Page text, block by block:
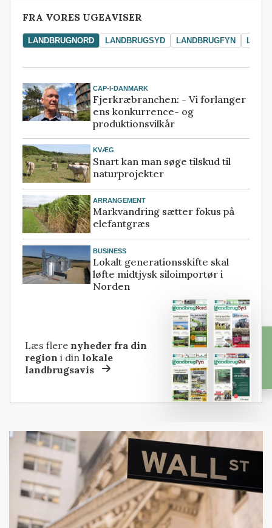
FRA VORES UGEAVISER
LANDBRUGNORD LANDBRUGSYD LANDBRUGFYN
CAP-I-DANMARK
Fjerkræbranchen: - Vi forlanger
ens konkurrence- og
produktionsvilkår
KVÆG
Snart kan man søge tilskud til
naturprojekter
ARRANGEMENT
Markvandring sætter fokus på
elefantgræs
BUSINESS
Lokalt generationsskifte skal
løfte midtjysk siloimportør i
Norden
Læs flere nyheder fra din
region i dinlokale
landbrugsavis